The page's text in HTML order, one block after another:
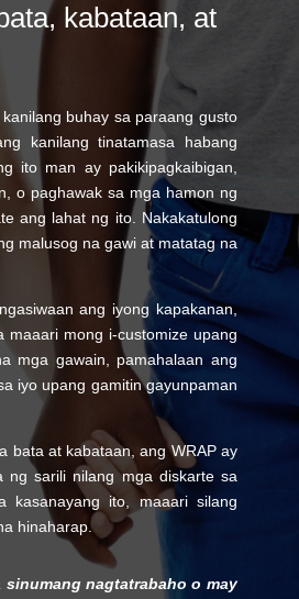
kabataan, at
buhay sa paraang gusto
kanilang tinatamasa habang
ito man ay pakikipagkaibigan,
o paghawak sa mga hamon ng
ang lahat ng ito. Nakakatulong
malusog na gawi at matatag na
ang iyong kapakanan,
maaari mong i-customize upang
mga gawain, pamahalaan ang
iyo upang gamitin gayunpaman
bata at kabataan, ang WRAP ay
ng sarili nilang mga diskarte sa
kasanayang ito, maaari silang
hinaharap.
sinumang nagtatrabaho o may